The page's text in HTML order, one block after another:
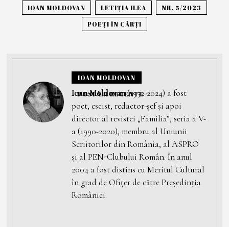
IOAN MOLDOVAN LETIȚIA ILEA
NR. 5/2023
POEȚI ÎN CĂRȚI
IOAN MOLDOVAN
POSTĂRI RECENTE
Ioan Moldovan(1952-2024) a fost
poet, eseist, redactor-șef și apoi
director al revistei „Familia”, seria a V-
a (1990-2020), membru al Uniunii
Scriitorilor din România, al ASPRO
și al PEN-Clubului Român. În anul
2004 a fost distins cu Meritul Cultural
în grad de Ofiţer de către Preşedinţia
României.